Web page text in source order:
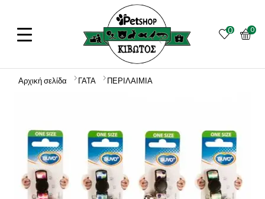
0 0
Αρχική σελίδα ΓΑΤΑ ΠΕΡΙΛΑΙΜΙΑ